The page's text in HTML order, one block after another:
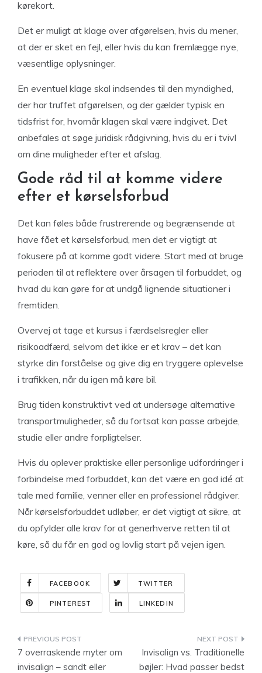
kørekort.
Det er muligt at klage over afgørelsen, hvis du mener,
at der er sket en fejl, eller hvis du kan fremlægge nye,
væsentlige oplysninger.
En eventuel klage skal indsendes til den myndighed,
der har truffet afgørelsen, og der gælder typisk en
tidsfrist for, hvornår klagen skal være indgivet. Det
anbefales at søge juridisk rådgivning, hvis du er i tvivl
om dine muligheder efter et afslag.
Gode råd til at komme videre
efter et kørselsforbud
Det kan føles både frustrerende og begrænsende at
have fået et kørselsforbud, men det er vigtigt at
fokusere på at komme godt videre. Start med at bruge
perioden til at reflektere over årsagen til forbuddet, og
hvad du kan gøre for at undgå lignende situationer i
fremtiden.
Overvej at tage et kursus i færdselsregler eller
risikoadfærd, selvom det ikke er et krav – det kan
styrke din forståelse og give dig en tryggere oplevelse
i trafikken, når du igen må køre bil.
Brug tiden konstruktivt ved at undersøge alternative
transportmuligheder, så du fortsat kan passe arbejde,
studie eller andre forpligtelser.
Hvis du oplever praktiske eller personlige udfordringer i
forbindelse med forbuddet, kan det være en god idé at
tale med familie, venner eller en professionel rådgiver.
Når kørselsforbuddet udløber, er det vigtigt at sikre, at
du opfylder alle krav for at generhverve retten til at
køre, så du får en god og lovlig start på vejen igen.
FACEBOOK TWITTER
PINTEREST LINKEDIN
Indlægsnavigation
7 overraskende myter om
invisalign – sandt eller
Invisalign vs. Traditionelle
bøjler: Hvad passer bedst